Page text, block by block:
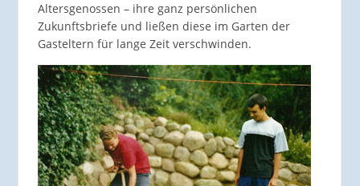
Altersgenossen – ihre ganz persönlichen
Zukunftsbriefe und ließen diese im Garten der
Gasteltern für lange Zeit verschwinden.